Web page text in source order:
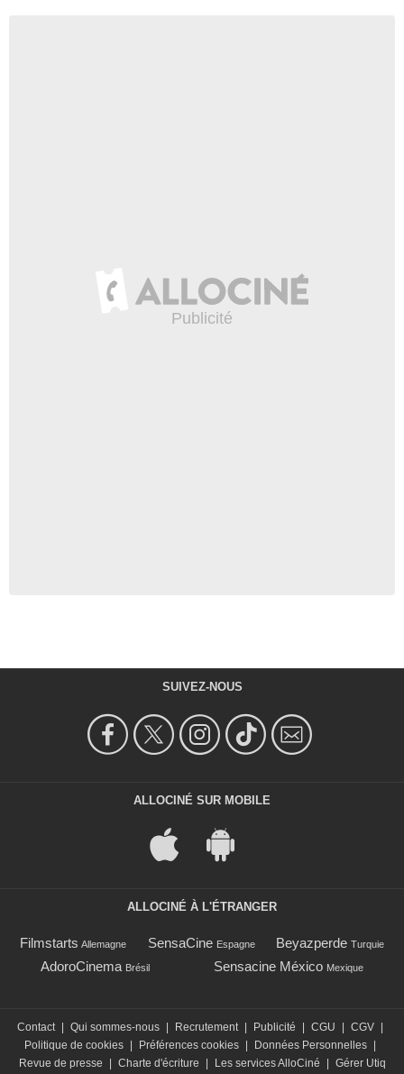
SUIVEZ-NOUS
ALLOCINÉ SUR MOBILE
ALLOCINÉ À L'ÉTRANGER
Filmstarts Allemagne SensaCine Espagne Beyazperde Turquie
AdoroCinema Brésil Sensacine México Mexique
Contact | Qui sommes-nous | Recrutement | Publicité | CGU | CGV |
Politique de cookies | Préférences cookies | Données Personnelles |
Revue de presse
| Charte d'écriture | Les services AlloCiné | Gérer Utiq